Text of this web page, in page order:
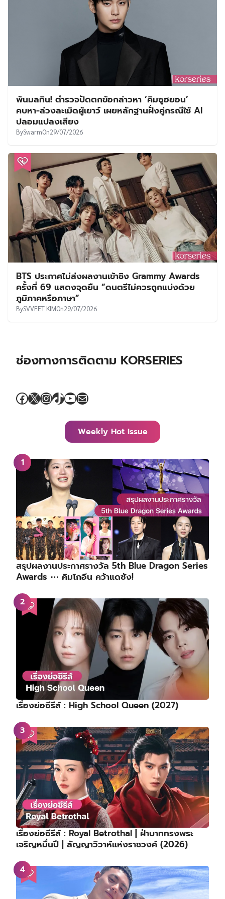
พ้นมลทิน! ตำรวจปัดตกข้อกล่าวหา ‘คิมซูฮยอน’
คบหา-ล่วงละเมิดผู้เยาว์ เผยหลักฐานฝั่งคู่กรณีใช้ AI
ปลอมแปลงเสียง
BySwarmOn29/07/2026
BTS ประกาศไม่ส่งผลงานเข้าชิง Grammy Awards
ครั้งที่ 69 แสดงจุดยืน “ดนตรีไม่ควรถูกแบ่งด้วย
ภูมิภาคหรือภาษา”
BySVVEET KIMOn29/07/2026
ช่องทางการติดตาม KORSERIES
Facebook
X Instagram
TikTok
YouTube
Mail
Weekly Hot Issue
สรุปผลงานประกาศรางวัล 5th Blue Dragon Series
Awards ⋯ คิมโกอึน คว้าแดซัง!
เรื่องย่อซีรีส์ : High School Queen (2027)
เรื่องย่อซีรีส์ : Royal Betrothal | ฝ่าบาททรงพระ
เจริญหมื่นปี | สัญญาวิวาห์แห่งราชวงศ์ (2026)